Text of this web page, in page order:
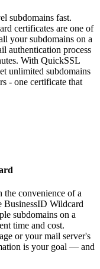
subdomains fast.
certificates are one of
your subdomains on a
authentication process
With QuickSSL
unlimited subdomains
- one certificate that
convenience of a
BusinessID Wildcard
subdomains on a
time and cost.
or your mail server's
is your goal — and